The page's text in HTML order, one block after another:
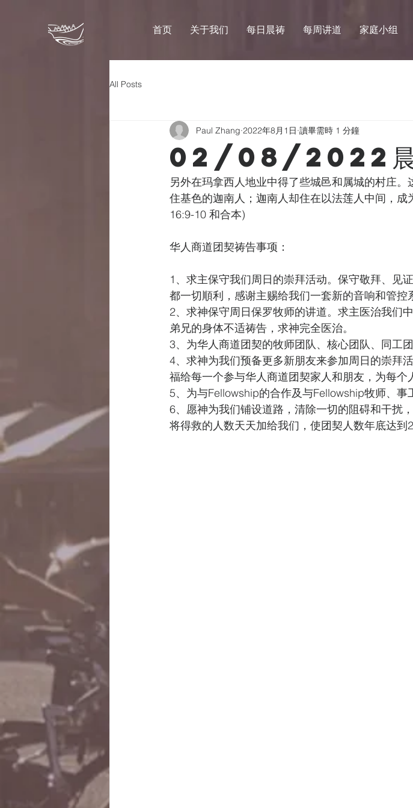
首页 关于我们 每日晨祷 每周讲道 家庭小组
All Posts
02/08/2022晨祷
Paul Zhang 2022年8月1日 讀畢需時 1 分鐘
另外在玛拿西人地业中得了些城邑和属城的村庄
住基色的迦南人；迦南人却住在以法莲人中间，
16:9-10 和合本)
华人商道团契祷告事项：
1、求主保守我们周日的崇拜活动。保守敬拜、见
都一切順利，感谢主赐给我们一套新的音响和管控
2、求神保守周日保罗牧师的讲道。求主医治我们
弟兄的身体不适祷告，求神完全医治。
3、为华人商道团契的牧师团队、核心团队、同工
4、求神为我们预备更多新朋友来参加周日的崇拜
福给每一个参与华人商道团契家人和朋友，为每个
5、为与Fellowship的合作及与Fellowship牧师、事
6、愿神为我们铺设道路，清除一切的阻碍和干扰
将得救的人数天天加给我们，使团契人数年底达到